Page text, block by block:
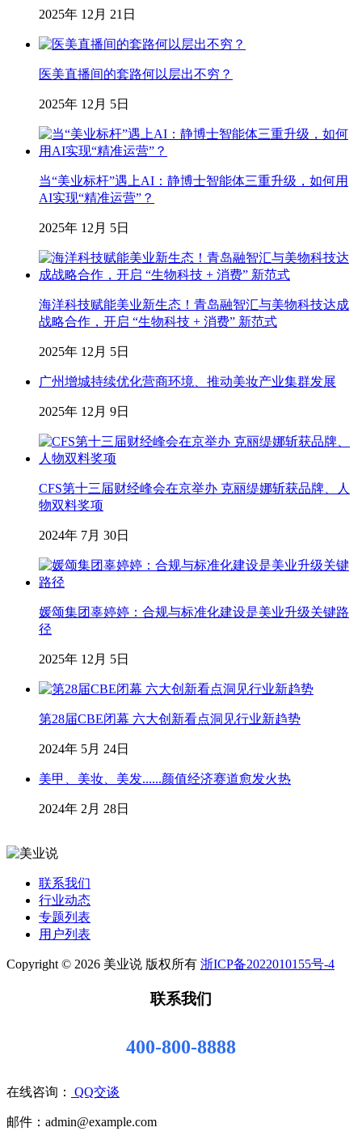
2025年 12月 21日
医美直播间的套路何以层出不穷？
2025年 12月 5日
当“美业标杆”遇上AI：静博士智能体三重升级，如何用
AI实现“精准运营”？
2025年 12月 5日
海洋科技赋能美业新生态！青岛融智汇与美物科技达成
战略合作，开启 “生物科技 + 消费” 新范式
2025年 12月 5日
广州增城持续优化营商环境、推动美妆产业集群发展
2025年 12月 9日
CFS第十三届财经峰会在京举办 克丽缇娜斩获品牌、人
物双料奖项
2024年 7月 30日
媛颂集团辜婷婷：合规与标准化建设是美业升级关键路
径
2025年 12月 5日
第28届CBE闭幕 六大创新看点洞见行业新趋势
2024年 5月 24日
美甲、美妆、美发......颜值经济赛道愈发火热
2024年 2月 28日
联系我们
行业动态
专题列表
用户列表
Copyright © 2026 美业说 版权所有 浙ICP备2022010155号-4
联系我们
400-800-8888
在线咨询： QQ交谈
邮件：admin@example.com